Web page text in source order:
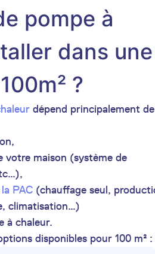
pompe à
dans une
?
dépend principalement de
votre maison (système de
PAC (chauffage seul,
climatisation…)
à chaleur.
disponibles pour 100 m² :